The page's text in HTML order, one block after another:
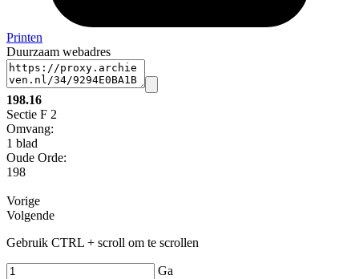
Printen
Duurzaam webadres
198.16
Sectie F 2
Omvang:
1 blad
Oude Orde:
198
Vorige
Volgende
Gebruik CTRL + scroll om te scrollen
Ga